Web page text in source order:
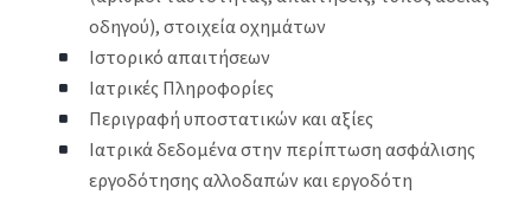
οδηγού), στοιχεία οχημάτων
Ιστορικό απαιτήσεων
Ιατρικές Πληροφορίες
Περιγραφή υποστατικών και αξίες
Ιατρικά δεδομένα στην περίπτωση ασφάλισης
εργοδότησης αλλοδαπών και εργοδότη